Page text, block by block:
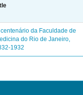
da Faculdade de
do Rio de Janeiro,
1932